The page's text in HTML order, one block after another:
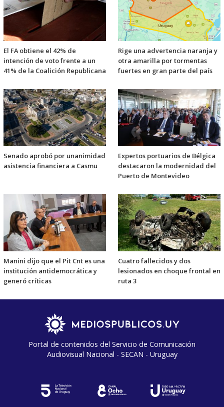
El FA obtiene el 42% de
intención de voto frente a un
41% de la Coalición Republicana
Rige una advertencia naranja y
otra amarilla por tormentas
fuertes en gran parte del país
Senado aprobó por unanimidad
asistencia financiera a Casmu
Expertos portuarios de Bélgica
destacaron la modernidad del
Puerto de Montevideo
Manini dijo que el Pit Cnt es una
institución antidemocrática y
generó críticas
Cuatro fallecidos y dos
lesionados en choque frontal en
ruta 3
Portal de contenidos del Servicio de Comunicación
Audiovisual Nacional - SECAN - Uruguay